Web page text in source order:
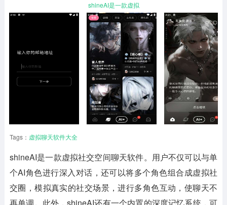
shineAI是一款虚拟
Tags： 虚拟聊天软件大全
shineAI是一款虚拟社交空间聊天软件。用户不仅可以与单
个AI角色进行深入对话，还可以将多个角色组合成虚拟社
交圈，模拟真实的社交场景，进行多角色互动，使聊天不